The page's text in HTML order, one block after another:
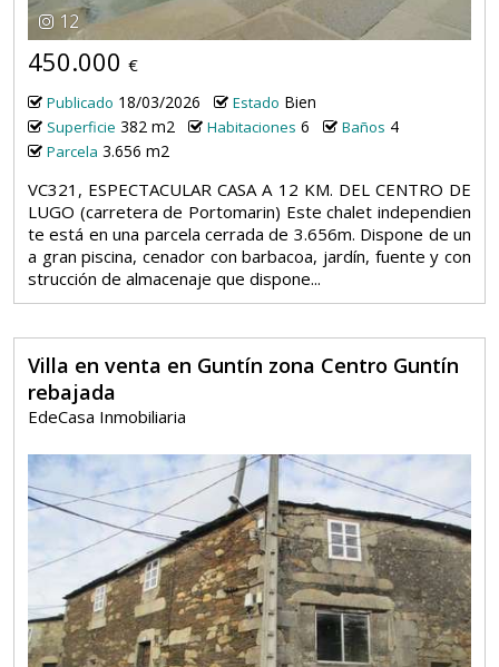
12
450.000 €
Publicado 18/03/2026 Estado Bien
Superficie 382 m2 Habitaciones 6 Baños 4
Parcela 3.656 m2
VC321, ESPECTACULAR CASA A 12 KM. DEL CENTRO DE
LUGO (carretera de Portomarin) Este chalet independien
te está en una parcela cerrada de 3.656m. Dispone de un
a gran piscina, cenador con barbacoa, jardín, fuente y con
strucción de almacenaje que dispone...
Villa en venta en Guntín zona Centro Guntín
rebajada
EdeCasa Inmobiliaria